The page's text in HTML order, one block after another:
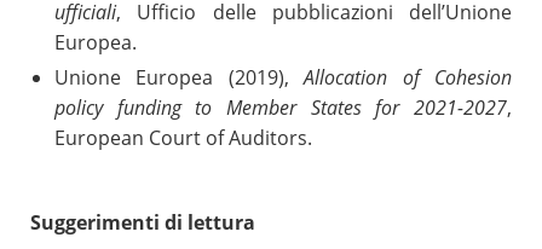
ufficiali, Ufficio delle pubblicazioni dell’Unione
Europea.
Unione Europea (2019),Allocation of Cohesion
policy funding to Member States for 2021-2027,
European Court of Auditors.
Suggerimenti di lettura